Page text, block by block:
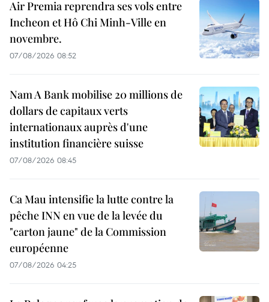
Air Premia reprendra ses vols entre
Incheon et Hô Chi Minh-Ville en
novembre.
07/08/2026 08:52
Nam A Bank mobilise 20 millions de
dollars de capitaux verts
internationaux auprès d'une
institution financière suisse
07/08/2026 08:45
Ca Mau intensifie la lutte contre la
pêche INN en vue de la levée du
"carton jaune" de la Commission
européenne
07/08/2026 04:25